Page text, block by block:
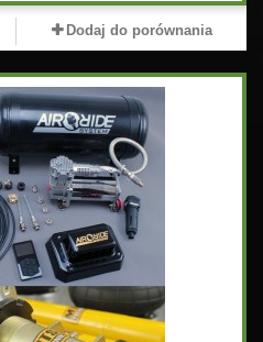
Dodaj do porównania